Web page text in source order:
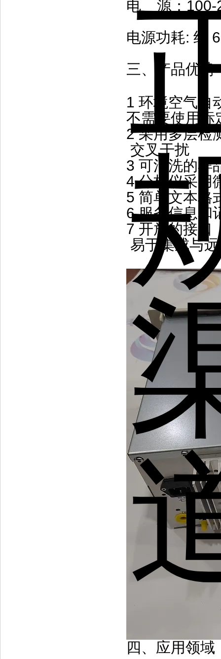
电 源：100-
电源功耗: 约
三、产品优势
1 环境空气自
不需要使用标
2 采用多层检
交叉干扰
3 可清洗的样
4 分析仪采用
5 简单文本格
6 服务信息和
7 开放的接口
易于集成与
四、应用领域